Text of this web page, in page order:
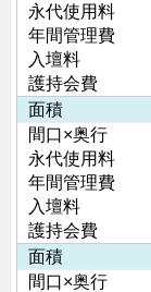
永代使用料
年間管理費
入壇料
護持会費
面積
間口×奥行
永代使用料
年間管理費
入壇料
護持会費
面積
間口×奥行